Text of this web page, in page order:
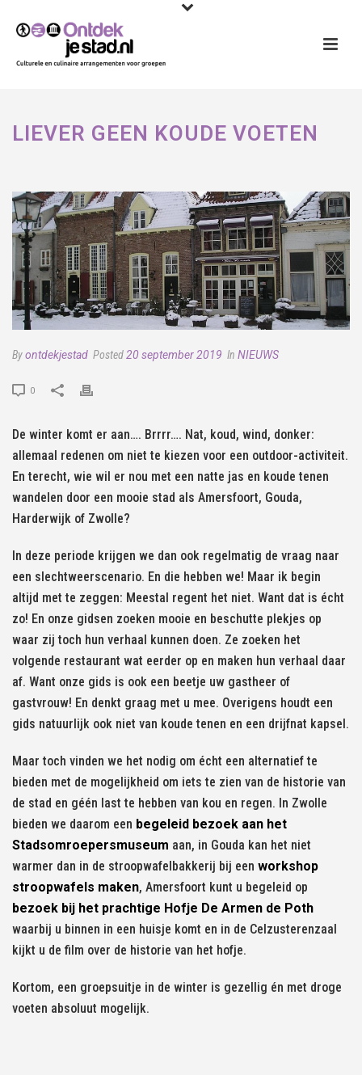
LIEVER GEEN KOUDE VOETEN
Byontdekjestad Posted20 september 2019 In NIEUWS
0
De winter komt er aan…. Brrrr…. Nat, koud, wind, donker:
allemaal redenen om niet te kiezen voor een outdoor-activiteit.
En terecht, wie wil er nou met een natte jas en koude tenen
wandelen door een mooie stad als Amersfoort, Gouda,
Harderwijk of Zwolle?
In deze periode krijgen we dan ook regelmatig de vraag naar
een slechtweerscenario. En die hebben we! Maar ik begin
altijd met te zeggen: Meestal regent het niet. Want dat is écht
zo! En onze gidsen zoeken mooie en beschutte plekjes op
waar zij toch hun verhaal kunnen doen. Ze zoeken het
volgende restaurant wat eerder op en maken hun verhaal daar
af. Want onze gids is ook een beetje uw gastheer of
gastvrouw! En denkt graag met u mee. Overigens houdt een
gids natuurlijk ook niet van koude tenen en een drijfnat kapsel.
Maar toch vinden we het nodig om écht een alternatief te
bieden met de mogelijkheid om iets te zien van de historie van
de stad en géén last te hebben van kou en regen. In Zwolle
bieden we daarom een begeleid bezoek aan het
Stadsomroepersmuseum aan, in Gouda kan het niet
warmer dan in de stroopwafelbakkerij bij een workshop
stroopwafels maken, Amersfoort kunt u begeleid op
bezoek bij het prachtige Hofje De Armen de Poth
waarbij u binnen in een huisje komt en in de Celzusterenzaal
kijkt u de film over de historie van het hofje.
Kortom, een groepsuitje in de winter is gezellig én met droge
voeten absoluut mogelijk.